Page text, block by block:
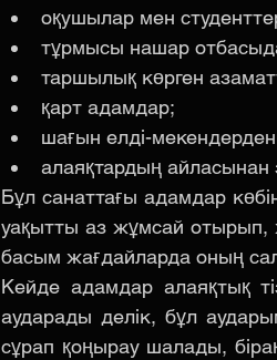
оқушылар мен
тұрмысы нашар
таршылық көрген
қарт адамдар;
шағын елді-
алаяқтардың
Бұл санаттағы адамдар
уақытты аз жұмсай
басым жағдайларда оның
Кейде адамдар алаяқтық
аударады делік, бұл
сұрап қоңырау шалады,